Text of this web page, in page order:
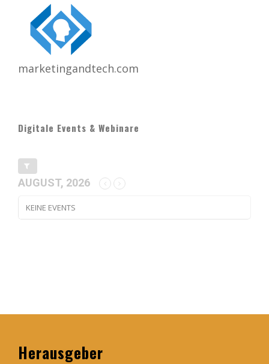
marketingandtech.com
Digitale Events & Webinare
AUGUST, 2026
KEINE EVENTS
Herausgeber